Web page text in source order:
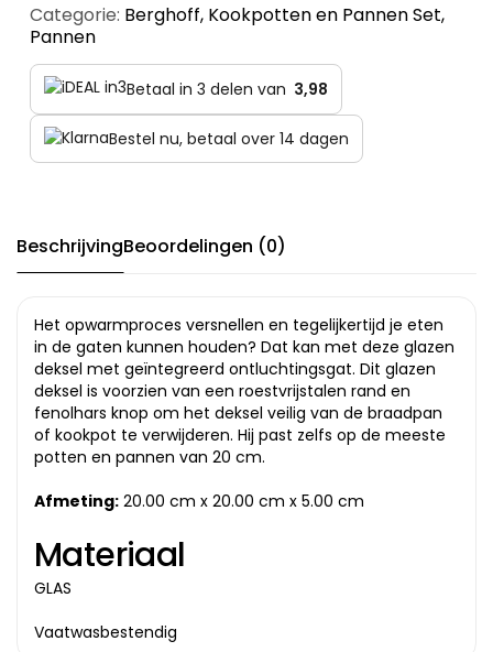
Categorie: Berghoff, Kookpotten en Pannen Set,
Pannen
Betaal in 3 delen van 3,98
Bestel nu, betaal over 14 dagen
BeschrijvingBeoordelingen (0)
Het opwarmproces versnellen en tegelijkertijd je eten
in de gaten kunnen houden? Dat kan met deze glazen
deksel met geïntegreerd ontluchtingsgat. Dit glazen
deksel is voorzien van een roestvrijstalen rand en
fenolhars knop om het deksel veilig van de braadpan
of kookpot te verwijderen. Hij past zelfs op de meeste
potten en pannen van 20 cm.
Afmeting: 20.00 cm x 20.00 cm x 5.00 cm
Materiaal
GLAS
Vaatwasbestendig